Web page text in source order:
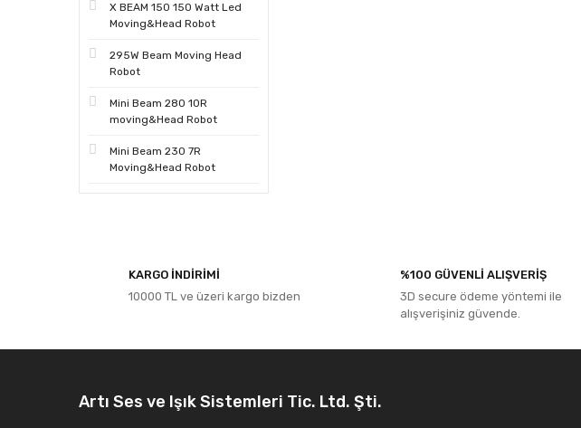
X BEAM 150 150 Watt Led
Moving&Head Robot
295W Beam Moving Head
Robot
Mini Beam 280 10R
moving&Head Robot
Mini Beam 230 7R
Moving&Head Robot
KARGO İNDİRİMİ
10000 TL ve üzeri kargo bizden
%100 GÜVENLİ ALIŞVERİŞ
3D secure ödeme yöntemi ile
alışverişiniz güvende.
Artı Ses ve Işık Sistemleri Tic. Ltd. Şti.